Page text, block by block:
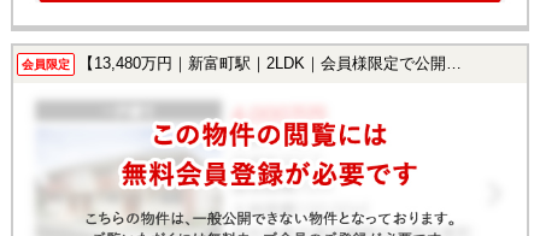
会員限定 【13,480万円｜新富町駅｜2LDK｜会員様限定で公開中！】